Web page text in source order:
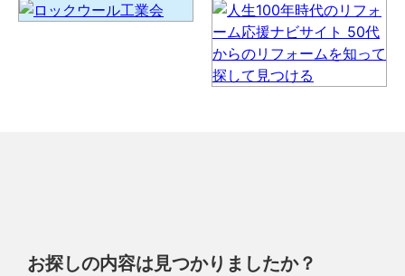
お探しの内容は見つかりましたか？